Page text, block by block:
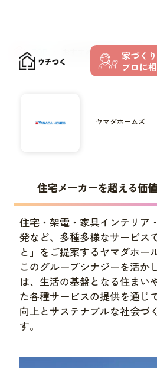
家づく
プロに
TOP おすすめの住宅メーカー
ヤマダホームズ
住宅メーカーを超える価
住宅・架電・家具インテリア
発など、多種多様なサービス
と」をご提案するヤマダホー
このグループシナジーを活か
は、生活の基盤となる住まい
た各種サービスの提供を通じ
向上とサステナブルな社会づ
す。